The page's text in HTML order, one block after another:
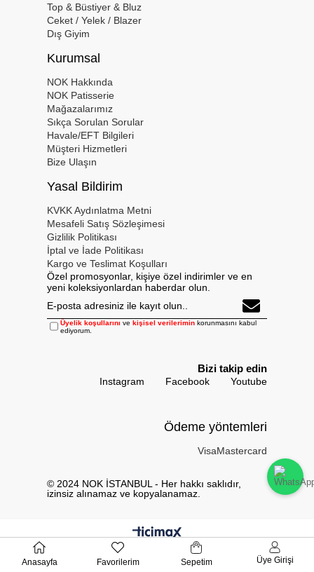
Top & Büstiyer & Bluz
Ceket / Yelek / Blazer
Dış Giyim
Kurumsal
NOK Hakkında
NOK Patisserie
Mağazalarımız
Sıkça Sorulan Sorular
Havale/EFT Bilgileri
Müşteri Hizmetleri
Bize Ulaşın
Yasal Bildirim
KVKK Aydınlatma Metni
Mesafeli Satış Sözleşimesi
Gizlilik Politikası
İptal ve İade Politikası
Kargo ve Teslimat Koşulları
Özel promosyonlar, kişiye özel indirimler ve en
yeni koleksiyonlardan haberdar olun.
Üyelik koşullarını vekişisel verilerimin korunmasını kabul
ediyorum.
Bizi takip edin
Instagram Facebook Youtube
Ödeme yöntemleri
VisaMastercard
© 2024 NOK İSTANBUL - Her hakkı saklıdır,
izinsiz alınamaz ve kopyalanamaz.
Anasayfa Favorilerim Sepetim Üye Girişi